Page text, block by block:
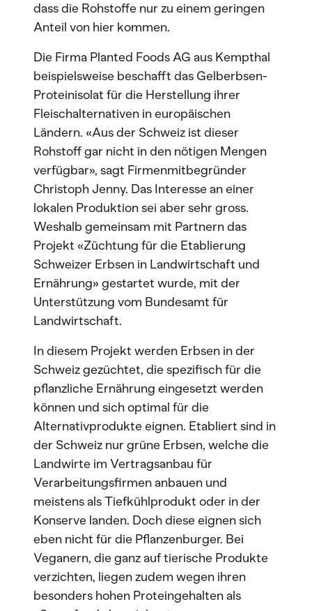
dass die Rohstoffe nur zu einem geringen
Anteil von hier kommen.
Die Firma Planted Foods AG aus Kempthal
beispielsweise beschafft das Gelberbsen-
Proteinisolat für die Herstellung ihrer
Fleischalternativen in europäischen
Ländern. «Aus der Schweiz ist dieser
Rohstoff gar nicht in den nötigen Mengen
verfügbar», sagt Firmenmitbegründer
Christoph Jenny. Das Interesse an einer
lokalen Produktion sei aber sehr gross.
Weshalb gemeinsam mit Partnern das
Projekt «Züchtung für die Etablierung
Schweizer Erbsen in Landwirtschaft und
Ernährung» gestartet wurde, mit der
Unterstützung vom Bundesamt für
Landwirtschaft.
In diesem Projekt werden Erbsen in der
Schweiz gezüchtet, die spezifisch für die
pflanzliche Ernährung eingesetzt werden
können und sich optimal für die
Alternativprodukte eignen. Etabliert sind in
der Schweiz nur grüne Erbsen, welche die
Landwirte im Vertragsanbau für
Verarbeitungsfirmen anbauen und
meistens als Tiefkühlprodukt oder in der
Konserve landen. Doch diese eignen sich
eben nicht für die Pflanzenburger. Bei
Veganern, die ganz auf tierische Produkte
verzichten, liegen zudem wegen ihren
besonders hohen Proteingehalten als